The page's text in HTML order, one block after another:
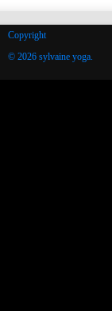
Copyright
© 2026 sylvaine yoga.